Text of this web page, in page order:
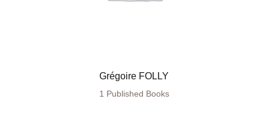
Grégoire FOLLY
1 Published Books